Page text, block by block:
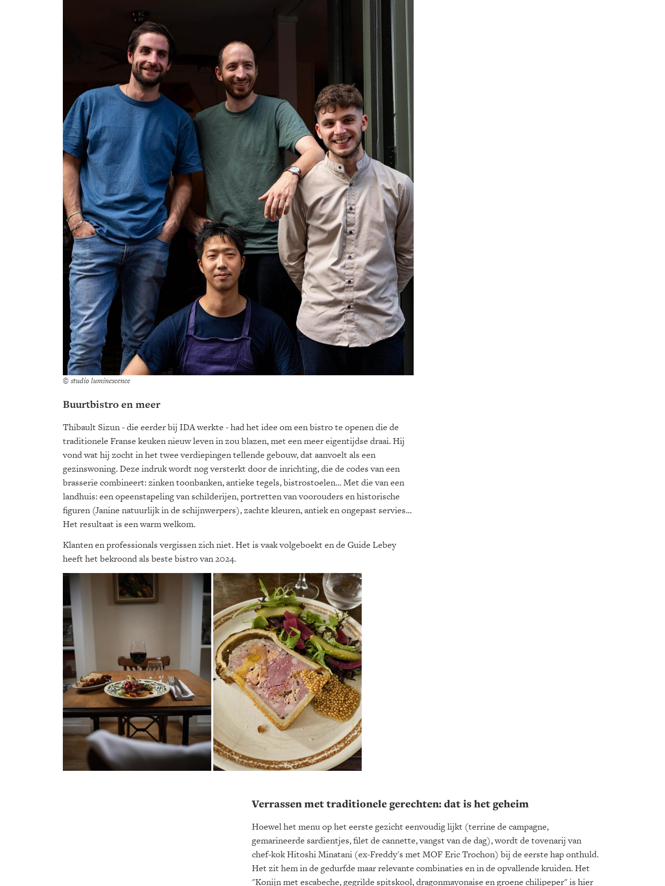
© studio luminescence
Buurtbistro en meer
Thibault Sizun - die eerder bij IDA werkte - had het idee om een bistro te openen die de
traditionele Franse keuken nieuw leven in zou blazen, met een meer eigentijdse draai. Hij
vond wat hij zocht in het twee verdiepingen tellende gebouw, dat aanvoelt als een
gezinswoning. Deze indruk wordt nog versterkt door de inrichting, die de codes van een
brasserie combineert: zinken toonbanken, antieke tegels, bistrostoelen... Met die van een
landhuis: een opeenstapeling van schilderijen, portretten van voorouders en historische
figuren (Janine natuurlijk in de schijnwerpers), zachte kleuren, antiek en ongepast servies...
Het resultaat is een warm welkom.
Klanten en professionals vergissen zich niet. Het is vaak volgeboekt en de Guide Lebey
heeft het bekroond als beste bistro van 2024.
Verrassen met traditionele gerechten: dat is het geheim
Hoewel het menu op het eerste gezicht eenvoudig lijkt (terrine de campagne,
gemarineerde sardientjes, filet de cannette, vangst van de dag), wordt de tovenarij van
chef-kok Hitoshi Minatani (ex-Freddy's met MOF Eric Trochon) bij de eerste hap onthuld.
Het zit hem in de gedurfde maar relevante combinaties en in de opvallende kruiden. Het
"Konijn met escabeche, gegrilde spitskool, dragonmayonaise en groene chilipeper" is hier